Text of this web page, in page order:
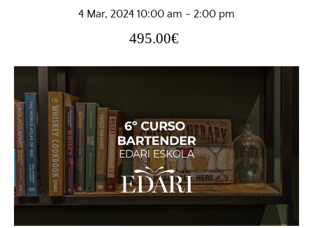
4 Mar, 2024 10:00 am - 2:00 pm
495.00€